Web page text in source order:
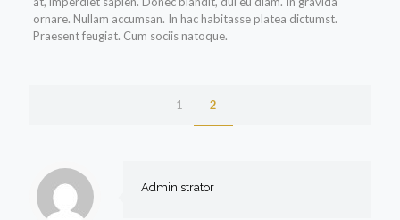
ornare. Nullam accumsan. In hac habitasse platea dictumst.
Praesent feugiat. Cum sociis natoque.
1 2
Administrator